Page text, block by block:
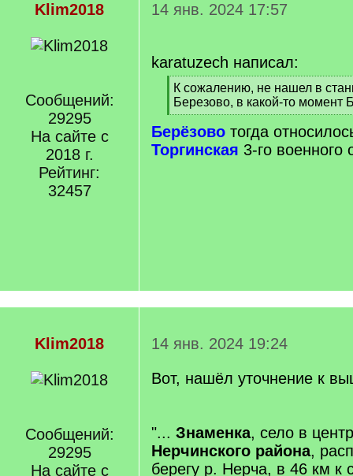
Klim2018
Сообщений:
29295
На сайте с
2018 г.
Рейтинг:
32457
14 янв. 2024 17:57
karatuzech написал:
[
q
]
К сожалению, не нашел в
Березово, в какой-то момент
[
/
q
]
Берёзово тогда
Торгинская 3-го военного
Klim2018
Сообщений:
29295
На сайте с
14 янв. 2024 19:24
Вот, нашёл уточнение к
"... Знаменка, село в
Нерчинского района,
берегу р. Нерча, в 46 км к